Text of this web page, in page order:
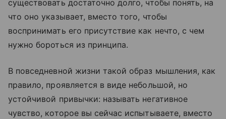
существовать достаточно долго, чтобы понять, на
что оно указывает, вместо того, чтобы
воспринимать его присутствие как нечто, с чем
нужно бороться из принципа.
В повседневной жизни такой образ мышления, как
правило, проявляется в виде небольшой, но
устойчивой привычки: называть негативное
чувство, которое вы сейчас испытываете, вместо